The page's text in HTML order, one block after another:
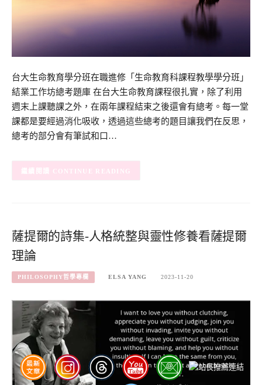
台大生命教育學分班在職進修「生命教育科課程教學學分班」
結業工作坊總考題庫 在台大生命教育課程很扎實，除了利用
週末上課聽課之外，在兩年課程結束之後還會有總考。每一堂
課都是要經過消化吸收，透過這些總考的題目讓我們在反思，
總考的部分會有筆試和口…
CONTINUE READING
薩提爾的詩集-人格統整與靈性修養看薩提爾
理論
PHILOSOPHY哲學專欄 ELSA YANG 2023-11-20